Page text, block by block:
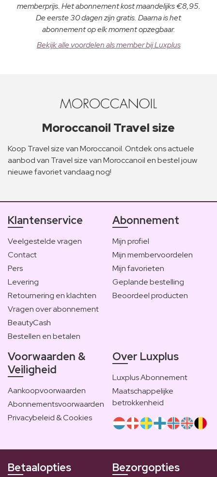
memberprijs. Het abonnement kost maandelijks €8,95.
De eerste 30 dagen zijn gratis. Daarna is het
abonnement op elk moment opzegbaar.
Bekijk alle voordelen als member bij Luxplus
Moroccanoil Travel size
Koop Travel size van Moroccanoil. Ontdek ons actuele
aanbod van Travel size van Moroccanoil en bestel jouw
nieuwe favoriet vandaag nog!
Klantenservice
Veelgestelde vragen
Contact
Pers
Levering
Retournering en klachten
Vragen over abonnement
BeautyCash
Bestellen en betalen
Abonnement
Mijn profiel
Mijn membervoordelen
Mijn favorieten
Geplande bestelling
Beoordeel producten
Voorwaarden &
Veiligheid
Aankoopvoorwaarden
Abonnementsvoorwaarden
Privacybeleid & Cookies
Over Luxplus
Luxplus Abonnement
Maatschappelijke
betrokkenheid
Betaalopties Bezorgopties